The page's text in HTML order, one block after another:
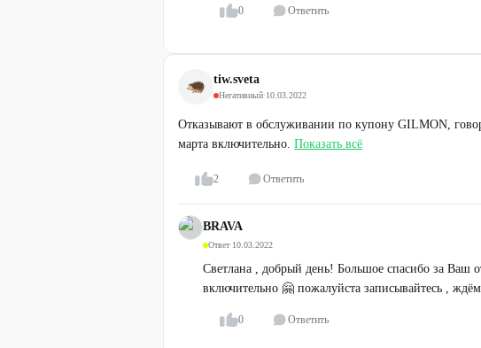
0 Ответить
tiw.sveta
Негативный·10.03.2022
Отказывают в обслуживании по купону GILMON,
марта включительно. Показать всё
2 Ответить
BRAVA
Ответ·10.03.2022
Светлана , добрый день! Большое спасибо за
включительно 🤗 пожалуйста записывайтесь ,
0 Ответить